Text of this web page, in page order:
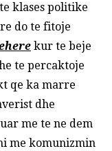
klases politike
do te fitoje
kur te beje
te percaktoje
qe ka marre
dhe
me te ne dem
me komunizmin